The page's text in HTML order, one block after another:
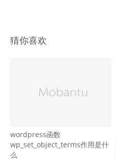
猜你喜欢
wordpress函数
wp_set_object_terms作用是什
么